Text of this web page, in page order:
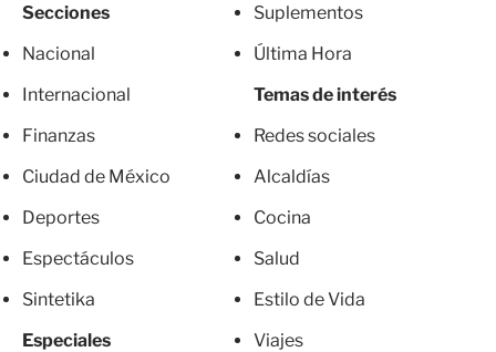
Secciones
Nacional
Internacional
Finanzas
Ciudad de México
Deportes
Espectáculos
Sintetika
Especiales
Suplementos
Última Hora
Temas de interés
Redes sociales
Alcaldías
Cocina
Salud
Estilo de Vida
Viajes